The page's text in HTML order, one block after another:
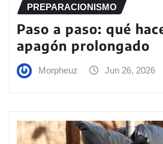
PREPARACIONISMO
Paso a paso: qué
apagón prolongado
Morpheuz Jun 26, 2026